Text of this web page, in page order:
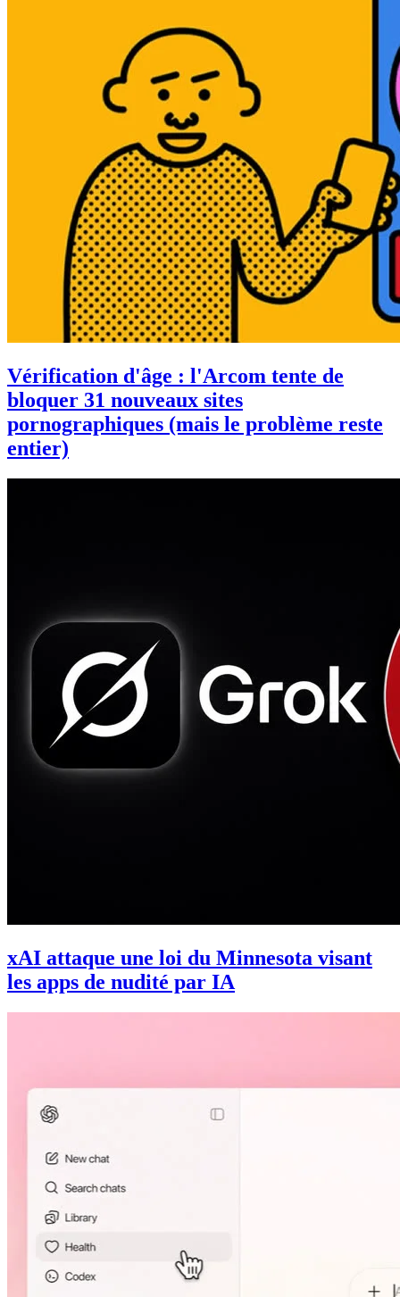
Vérification d'âge : l'Arcom tente de
bloquer 31 nouveaux sites
pornographiques (mais le problème reste
entier)
xAI attaque une loi du Minnesota visant
les apps de nudité par IA